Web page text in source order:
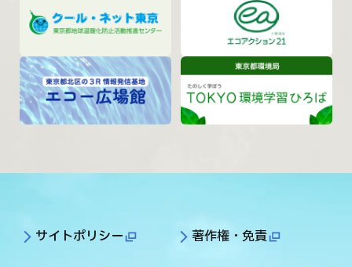
サイトポリシー 著作権・免責